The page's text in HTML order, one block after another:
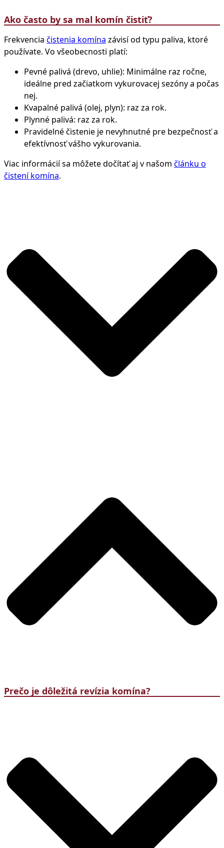
Ako často by sa mal komín čistiť?
Frekvencia čistenia komína závisí od typu paliva, ktoré
používate. Vo všeobecnosti platí:
Pevné palivá (drevo, uhlie): Minimálne raz ročne,
ideálne pred začiatkom vykurovacej sezóny a počas
nej.
Kvapalné palivá (olej, plyn): raz za rok.
Plynné palivá: raz za rok.
Pravidelné čistenie je nevyhnutné pre bezpečnosť a
efektívnosť vášho vykurovania.
Viac informácií sa môžete dočítať aj v našom článku o
čistení komína.
Prečo je dôležitá revízia komína?